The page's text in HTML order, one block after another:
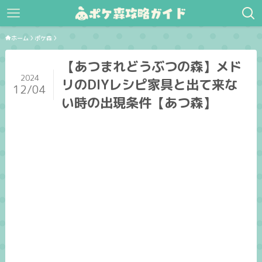
ホーム ポケ森
【あつまれどうぶつの森】メド
リのDIYレシピ家具と出て来な
い時の出現条件【あつ森】
2024
12/04